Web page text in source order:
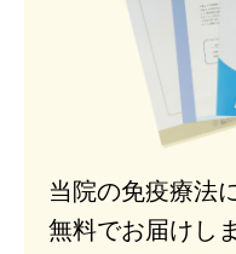
当院の免疫療法
無料でお届けし